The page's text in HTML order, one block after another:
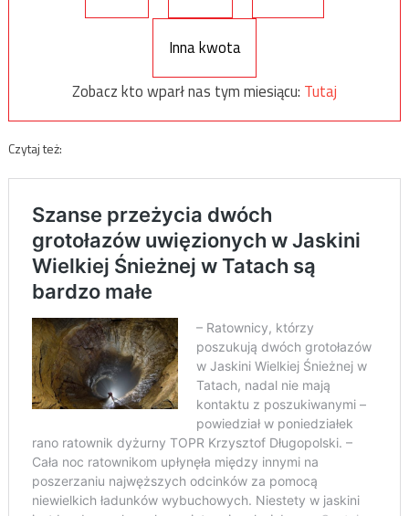
Inna kwota
Zobacz kto wparł nas tym miesiącu: Tutaj
Czytaj też: